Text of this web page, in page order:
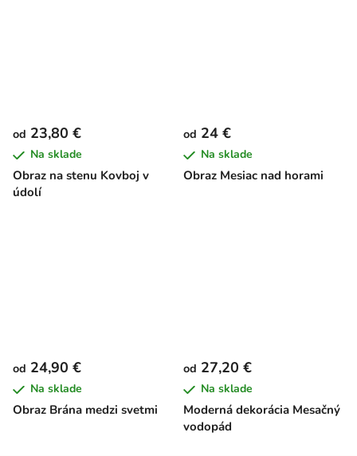
Obraz na stenu Kovboj v
údolí
od 23,80 €
Na sklade
Obraz Mesiac nad horami
od 24 €
Na sklade
Obraz Brána medzi svetmi
od 24,90 €
Na sklade
Moderná dekorácia Mesačný
vodopád
od 27,20 €
Na sklade